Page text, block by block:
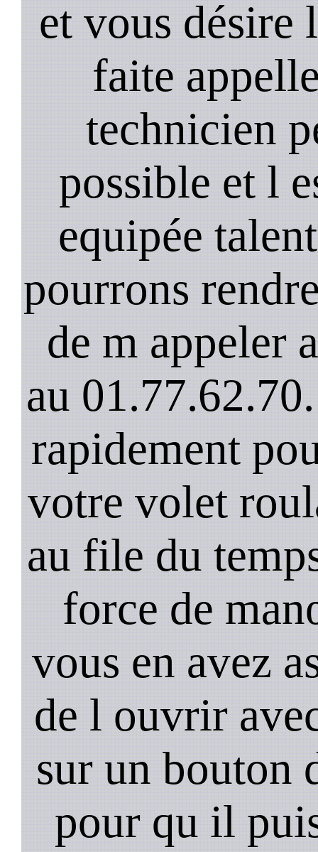
et vous désire
faite
technicien
possible et l
equipée
pourrons
de m appeler
au
rapidement
votre volet
au file du
force de
vous en avez
de l ouvrir
sur un bouton
pour qu il